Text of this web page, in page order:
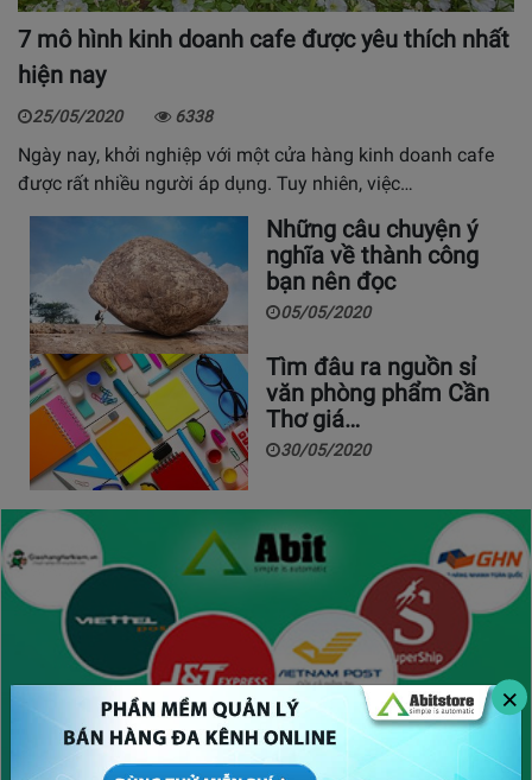
×
7 mô hình kinh doanh cafe được yêu thích nhất
hiện nay
25/05/2020 6338
Ngày nay, khởi nghiệp với một cửa hàng kinh doanh cafe
được rất nhiều người áp dụng. Tuy nhiên, việc…
Những câu chuyện ý
nghĩa về thành công
bạn nên đọc
05/05/2020
Tìm đâu ra nguồn sỉ
văn phòng phẩm Cần
Thơ giá…
30/05/2020